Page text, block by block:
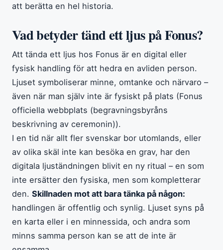
att berätta en hel historia.
Vad betyder tänd ett ljus på Fonus?
Att tända ett ljus hos Fonus är en digital eller
fysisk handling för att hedra en avliden person.
Ljuset symboliserar minne, omtanke och närvaro –
även när man själv inte är fysiskt på plats (Fonus
officiella webbplats (begravningsbyråns
beskrivning av ceremonin)).
I en tid när allt fler svenskar bor utomlands, eller
av olika skäl inte kan besöka en grav, har den
digitala ljuständningen blivit en ny ritual – en som
inte ersätter den fysiska, men som kompletterar
den. Skillnaden mot att bara tänka på någon:
handlingen är offentlig och synlig. Ljuset syns på
en karta eller i en minnessida, och andra som
minns samma person kan se att de inte är